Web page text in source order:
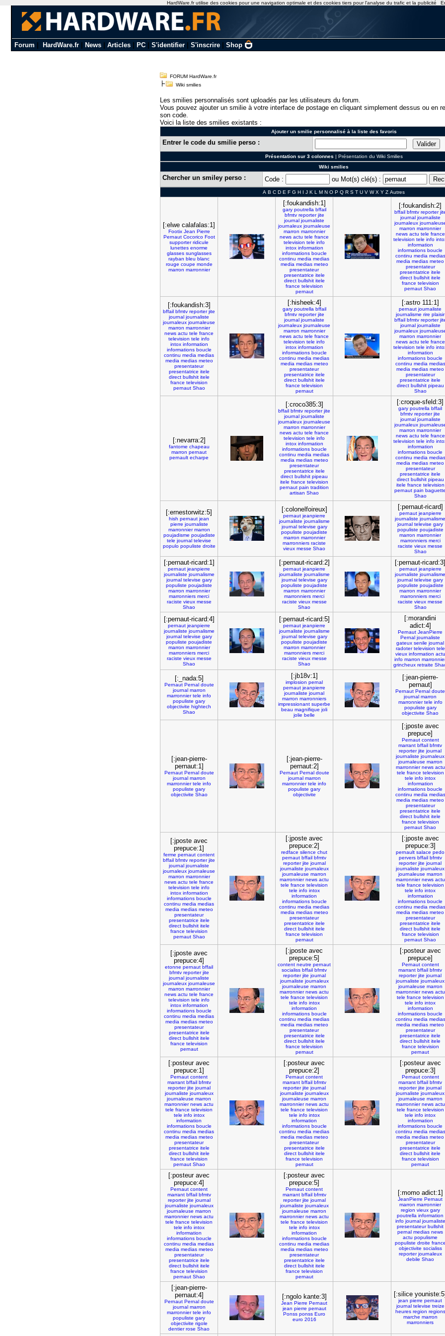
Forum HardWare.fr| News| Articles| PC| S'identifier| S'inscrire| Shop
FORUM HardWare.fr
Wiki smilies
Les smilies personnalisés sont uploadés par les utilisateurs du forum.
Vous pouvez ajouter un smilie à votre interface de postage en cliquant simplement dessus ou en
son code.
Voici la liste des smilies existants :
Ajouter un smilie personnalisé à la liste des favoris
Entrer le code du smilie perso :
Présentation sur 3 colonnes | Présentation du Wiki Smilies
Wiki smilies
Chercher un smiley perso : Code : ou Mot(s) clé(s) :
A B C D E F G H I J K L M N O P Q R S T U V W X Y Z Autres
[:elwe calafalas:1]
Footix Jean Pierre
Pernaut Cocorico Foot
supporter ridicule
lunettes enorme
glasses sunglasses
rayban bleu blanc
rouge coupe monde
marron marronnier
[:foukandish:1]
gary poutrella bffail
bfmtv reporter jite
journal journaliste
journaleux journaleuse
marron marronnier
news actu tele france
television tele info
intox information
informations boucle
continu media medias
media medias meteo
presentateur
presentatrice itele
direct bullshit itele
france television
pernaut
[:foukandish:2]
bffail bfmtv reporter
journal journaliste
journaleux
marron marronnier
news actu tele france
television tele info
information
informations boucle
continu media medias
media medias meteo
presentateur
presentatrice itele
direct bullshit itele
france television
pernaut Shao
[:foukandish:3]
bffail bfmtv reporter jite
journal journaliste
journaleux journaleuse
marron marronnier
news actu tele france
television tele info
intox information
informations boucle
continu media medias
media medias meteo
presentateur
presentatrice itele
direct bullshit itele
france television
pernaut Shao
[:hisheek:4]
gary poutrella bffail
bfmtv reporter jite
journal journaliste
journaleux journaleuse
marron marronnier
news actu tele france
television tele info
intox information
informations boucle
continu media medias
media medias meteo
presentateur
presentatrice itele
direct bullshit itele
france television
pernaut
[:astro 111:1]
pernaut journaliste
journalisme rire plaisir
bffail bfmtv reporter
journal journaliste
journaleux
marron marronnier
news actu tele france
television tele info
information
informations boucle
continu media medias
media medias meteo
presentateur
presentatrice itele
direct bullshit pipeau
Shao
[:nevarra:2]
fantome chapeau
marron pernaut
pernault echarpe
[:croco385:3]
bffail bfmtv reporter jite
journal journaliste
journaleux journaleuse
marron marronnier
news actu tele france
television tele info
intox information
informations boucle
continu media medias
media medias meteo
presentateur
presentatrice itele
direct bullshit pipeau
itele france television
pernaut pain tradition
artisan Shao
[:croque-sfeld:3]
gary poutrella bffail
bfmtv reporter jite
journal journaliste
journaleux
marron marronnier
news actu tele france
television tele info
information
informations boucle
continu media medias
media medias meteo
presentateur
presentatrice itele
direct bullshit pipeau
itele france television
pernaut pain
Shao
[:ernestorwitz:5]
hish pernaut jean
pierre journaliste
marronnier marron
poujadisme poujadiste
tele journal televise
populo populiste droite
[:colonelfoireux]
pernaut jeanpierre
journaliste journalisme
journal televise gary
populiste poujadiste
marron marronnier
marronniers raciste
vieux messe Shao
[:pernaut-ricard]
pernaut jeanpierre
journaliste journalisme
journal televise gary
populiste poujadiste
marron marronnier
marronniers merci
raciste vieux messe
Shao
[:pernaut-ricard:1]
pernaut jeanpierre
journaliste journalisme
journal televise gary
populiste poujadiste
marron marronnier
marronniers merci
raciste vieux messe
Shao
[:pernaut-ricard:2]
pernaut jeanpierre
journaliste journalisme
journal televise gary
populiste poujadiste
marron marronnier
marronniers merci
raciste vieux messe
Shao
[:pernaut-ricard:3]
pernaut jeanpierre
journaliste journalisme
journal televise gary
populiste poujadiste
marron marronnier
marronniers merci
raciste vieux messe
Shao
[:pernaut-ricard:4]
pernaut jeanpierre
journaliste journalisme
journal televise gary
populiste poujadiste
marron marronnier
marronniers merci
raciste vieux messe
Shao
[:pernaut-ricard:5]
pernaut jeanpierre
journaliste journalisme
journal televise gary
populiste poujadiste
marron marronnier
marronniers merci
raciste vieux messe
Shao
[:morandini
adict:4]
Pernaut JeanPierre
Pernal journaliste
gateux senile journal
radoter television tele
vieux information actu
info marron
grincheux retraite
[:_nada:5]
Pernaut Pernal doute
journal marron
marronnier tele info
populiste gary
objectivite hightech
Shao
[:jb18v:1]
implosion pernal
pernaut jeanpierre
journaliste journal
marron marronniers
impressionant superbe
beau magnifique joli
jolie belle
[:jean-pierre-
pernaut]
Pernaut Pernal doute
journal marron
marronnier tele info
populiste gary
objectivite Shao
[:jean-pierre-
pernaut:1]
Pernaut Pernal doute
journal marron
marronnier tele info
populiste gary
objectivite Shao
[:jean-pierre-
pernaut:2]
Pernaut Pernal doute
journal marron
marronnier tele info
populiste gary
objectivite
[:jposte avec
prepuce]
Pernaut content
marrant bffail bfmtv
reporter jite journal
journaliste journaleux
journaleuse marron
marronnier news actu
tele france television
tele info intox
information
informations boucle
continu media medias
media medias meteo
presentateur
presentatrice itele
direct bullshit itele
france television
pernaut Shao
[:jposte avec
prepuce:1]
ferme pernaut content
bffail bfmtv reporter jite
journal journaliste
journaleux journaleuse
marron marronnier
news actu tele france
television tele info
intox information
informations boucle
continu media medias
media medias meteo
presentateur
presentatrice itele
direct bullshit itele
france television
pernaut Shao
[:jposte avec
prepuce:2]
redface silence chut
pernaut bffail bfmtv
reporter jite journal
journaliste journaleux
journaleuse marron
marronnier news actu
tele france television
tele info intox
information
informations boucle
continu media medias
media medias meteo
presentateur
presentatrice itele
direct bullshit itele
france television
pernaut
[:jposte avec
prepuce:3]
pernault salace pedo
pervers bffail bfmtv
reporter jite journal
journaliste journaleux
journaleuse marron
marronnier news actu
tele france television
tele info intox
information
informations boucle
continu media medias
media medias meteo
presentateur
presentatrice itele
direct bullshit itele
france television
pernaut Shao
[:jposte avec
prepuce:4]
etonne pernaut bffail
bfmtv reporter jite
journal journaliste
journaleux journaleuse
marron marronnier
news actu tele france
television tele info
intox information
informations boucle
continu media medias
media medias meteo
presentateur
presentatrice itele
direct bullshit itele
france television
pernaut
[:jposte avec
prepuce:5]
content neutre pernaut
socialiss bffail bfmtv
reporter jite journal
journaliste journaleux
journaleuse marron
marronnier news actu
tele france television
tele info intox
information
informations boucle
continu media medias
media medias meteo
presentateur
presentatrice itele
direct bullshit itele
france television
pernaut
[:posteur avec
prepuce]
Pernaut content
marrant bffail bfmtv
reporter jite journal
journaliste journaleux
journaleuse marron
marronnier news actu
tele france television
tele info intox
information
informations boucle
continu media medias
media medias meteo
presentateur
presentatrice itele
direct bullshit itele
france television
pernaut
[:posteur avec
prepuce:1]
Pernaut content
marrant bffail bfmtv
reporter jite journal
journaliste journaleux
journaleuse marron
marronnier news actu
tele france television
tele info intox
information
informations boucle
continu media medias
media medias meteo
presentateur
presentatrice itele
direct bullshit itele
france television
pernaut Shao
[:posteur avec
prepuce:2]
Pernaut content
marrant bffail bfmtv
reporter jite journal
journaliste journaleux
journaleuse marron
marronnier news actu
tele france television
tele info intox
information
informations boucle
continu media medias
media medias meteo
presentateur
presentatrice itele
direct bullshit itele
france television
pernaut
[:posteur avec
prepuce:3]
Pernaut content
marrant bffail bfmtv
reporter jite journal
journaliste journaleux
journaleuse marron
marronnier news actu
tele france television
tele info intox
information
informations boucle
continu media medias
media medias meteo
presentateur
presentatrice itele
direct bullshit itele
france television
pernaut
[:posteur avec
prepuce:4]
Pernaut content
marrant bffail bfmtv
reporter jite journal
journaliste journaleux
journaleuse marron
marronnier news actu
tele france television
tele info intox
information
informations boucle
continu media medias
media medias meteo
presentateur
presentatrice itele
direct bullshit itele
france television
pernaut Shao
[:posteur avec
prepuce:5]
Pernaut content
marrant bffail bfmtv
reporter jite journal
journaliste journaleux
journaleuse marron
marronnier news actu
tele france television
tele info intox
information
informations boucle
continu media medias
media medias meteo
presentateur
presentatrice itele
direct bullshit itele
france television
pernaut
[:momo adict:1]
JeanPierre Pernaut
marron marronnier
region vieux gary
poutrella information
info journal journaliste
presentateur bullshit
pernal medias news
actu populisme
populiste droite
objectivite socialiss
reporter journaleux
debile Shao
[:jean-pierre-
pernaut:4]
Pernaut Pernal doute
journal marron
marronnier tele info
populiste gary
objectivite rigole
dentier rose Shao
[:ngolo kante:3]
Jean Pierre Pernaut
jean pierre pernaut
Ponss ponss Euro
euro 2016
[:silice
jean pierre pernaut
journal televise treize
heures region regions
marche marron
marronniers
HardWare.fr utilise des cookies pour une navigation optimale et des cookies tiers pour l'analyse du trafic et la publicité